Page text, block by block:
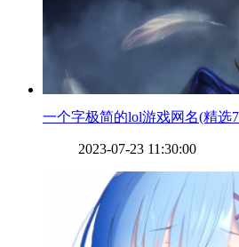
一个字极简的lol游戏网名(精选
2023-07-23 11:30:00